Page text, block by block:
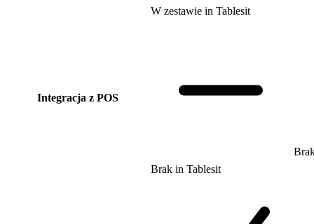
W zestawie in Tablesit
Integracja z POS
Brak in Tablesit